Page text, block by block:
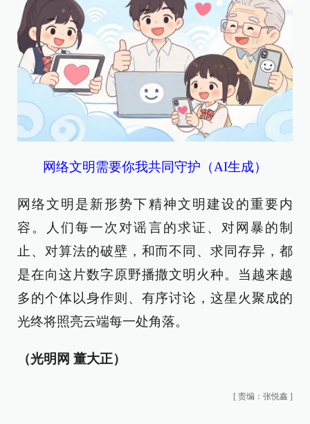
网络文明需要你我共同守护（AI生成）
网络文明是新形势下精神文明建设的重要内
容。人们每一次对谣言的求证、对网暴的制
止、对算法的破壁，和而不同、求同存异，都
是在向这片数字原野播撒文明火种。当越来越
多的个体以身作则、有序讨论，这星火聚成的
光终将照亮云端每一处角落。
（光明网 董大正）
[ 责编：张悦鑫 ]